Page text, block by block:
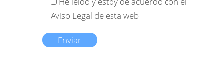
Aviso Legal de esta web